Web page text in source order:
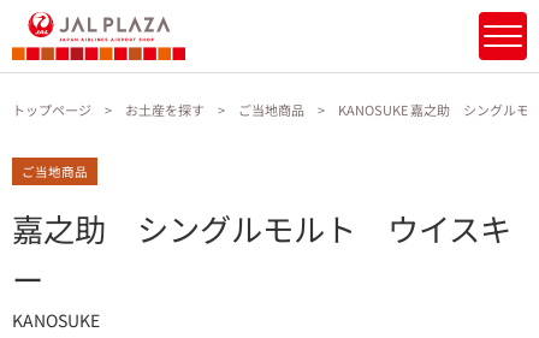
トップページ お土産を探す ご当地商品 KANOSUKE 嘉之助 シングル
ご当地商品
嘉之助 シングルモルト ウイスキ
ー
KANOSUKE